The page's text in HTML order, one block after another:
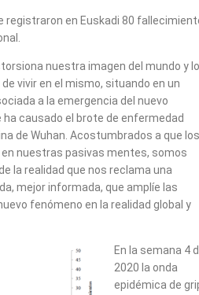
registraron en Euskadi 80
nuestra imagen del mundo y
vivir en el mismo, situando en un
a la emergencia del nuevo
ha causado el brote de enfermedad
de Wuhan. Acostumbrados a que los
nuestras pasivas mentes, somos
la realidad que nos reclama una
mejor informada, que amplíe las
fenómeno en la realidad global y
En la semana 4
2020 la onda
epidémica de